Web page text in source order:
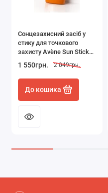
Сонцезахисний засіб у
стику для точкового
захисту Avène Sun Stick
for Sensitive Areas SPF
50+ (8 г)
1 550грн. 2 049грн.
До кошика